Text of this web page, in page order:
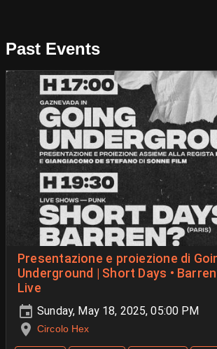
Past Events
Presentazione e proiezione di
Underground | Short Days •
Live
Sunday, May 18, 2025, 05:00 PM
Circolo Hex